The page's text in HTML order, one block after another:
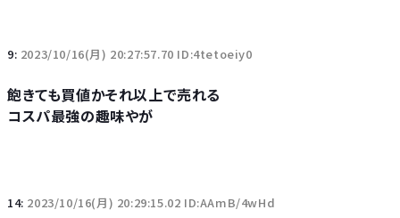
9: 2023/10/16(月) 20:27:57.70 ID:4tetoeiy0
飽きても買値かそれ以上で売れる
コスパ最強の趣味やが
14: 2023/10/16(月) 20:29:15.02 ID:AAmB/4wHd